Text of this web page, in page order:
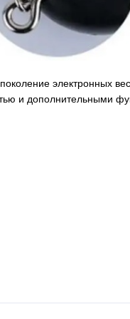
электронных
и дополнительными